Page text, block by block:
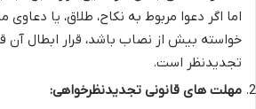
اما اگر دعوا مربوط به نکاح، طلاق، یا دعاوی
خواسته بیش از نصاب باشد، قرار ابطال آن
تجدیدنظر است.
مهلت های قانونی تجدیدنظرخواهی: